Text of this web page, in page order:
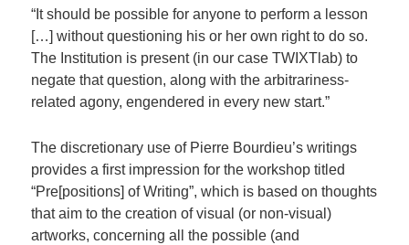
“ It should be possible for anyone to perform a lesson
[…] without questioning his or her own right to do so.
The Institution is present (in our case TWIXTlab) to
negate that question, along with the arbitrariness-
related agony, engendered in every new start.”
The discretionary use of Pierre Bourdieu’s writings
provides a first impression for the workshop titled
“Pre[positions] of Writing”, which is based on thoughts
that aim to the creation of visual (or non-visual)
artworks, concerning all the possible (and